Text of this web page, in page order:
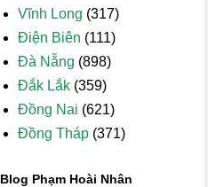
Vĩnh Long (317)
Điện Biên (111)
Đà Nẵng (898)
Đắk Lắk (359)
Đồng Nai (621)
Đồng Tháp (371)
Blog Phạm Hoài Nhân